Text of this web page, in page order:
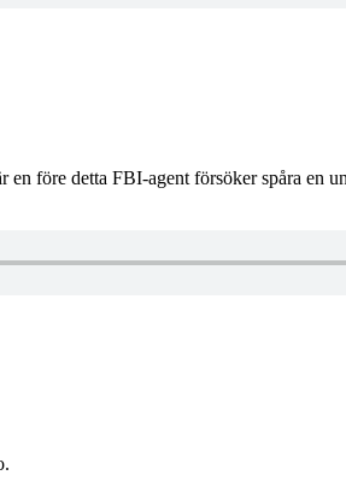
före detta FBI-agent försöker spåra en